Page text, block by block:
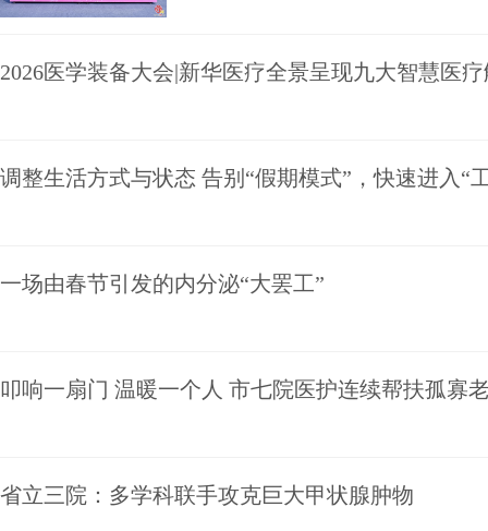
2026医学装备大会|新华医疗全景呈现九大智慧医
调整生活方式与状态 告别“假期模式”，快速进入“
一场由春节引发的内分泌“大罢工”
叩响一扇门 温暖一个人 市七院医护连续帮扶孤寡
省立三院：多学科联手攻克巨大甲状腺肿物